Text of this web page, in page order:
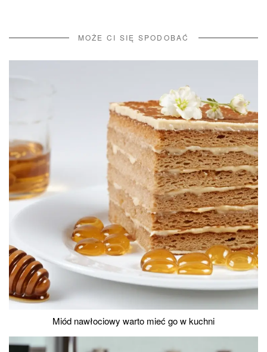
MOŻE CI SIĘ SPODOBAĆ
Miód nawłociowy warto mieć go w kuchni